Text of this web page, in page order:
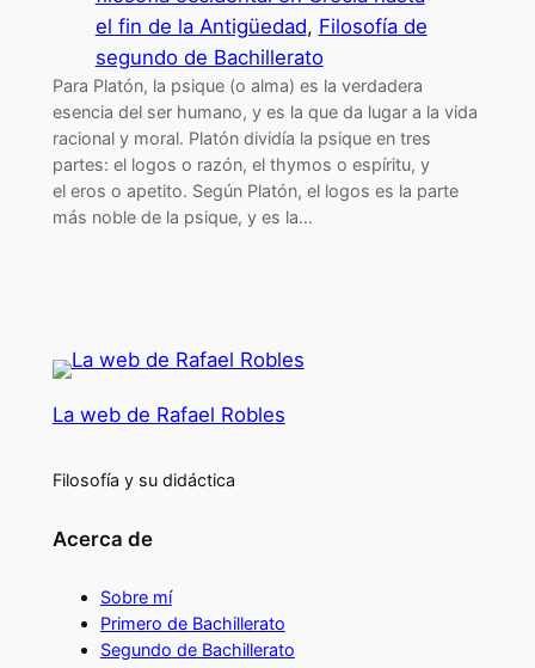
el fin de la Antigüedad, Filosofía de
segundo de Bachillerato
Para Platón, la psique (o alma) es la verdadera
esencia del ser humano, y es la que da lugar a la vida
racional y moral. Platón dividía la psique en tres
partes: el logos o razón, el thymos o espíritu, y
el eros o apetito. Según Platón, el logos es la parte
más noble de la psique, y es la…
La web de Rafael Robles
Filosofía y su didáctica
Acerca de
Sobre mí
Primero de Bachillerato
Segundo de Bachillerato